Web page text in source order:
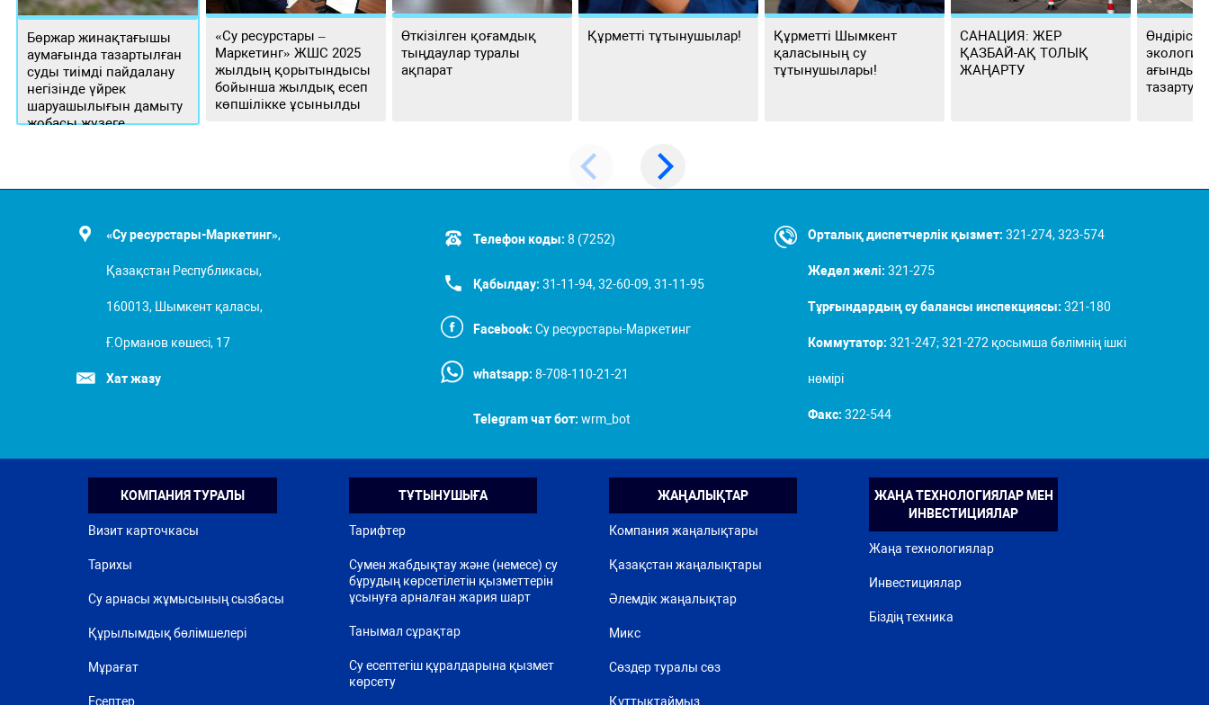
Бөржар жинақтағышы
аумағында тазартылған
суды тиімді пайдалану
негізінде үйрек
шаруашылығын дамыту
жобасы жүзеге
«Су ресурстары –
Маркетинг» ЖШС 2025
жылдың қорытындысы
бойынша жылдық есеп
көпшілікке ұсынылды
Өткізілген қоғамдық
тыңдаулар туралы
ақпарат
Құрметті тұтынушылар!
Құрметті Шымкент
қаласының су
тұтынушылары!
САНАЦИЯ: ЖЕР
ҚАЗБАЙ-АҚ ТОЛЫҚ
ЖАҢАРТУ
ағынды
«Су ресурстары-Маркетинг»,
Қазақстан Республикасы,
160013, Шымкент қаласы,
Ғ.Орманов көшесі, 17
Хат жазу
Орталық диспетчерлік қызмет: 321-274, 323-574
Жедел желі: 321-275
Тұрғындардың су балансы инспекциясы: 321-180
Коммутатор: 321-247; 321-272 қосымша бөлімнің ішкі
нөмірі
Факс: 322-544
Телефон коды: 8 (7252)
Қабылдау: 31-11-94, 32-60-09, 31-11-95
Facebook: Су ресурстары-Маркетинг
whatsapp: 8-708-110-21-21
Telegram чат бот: wrm_bot
КОМПАНИЯ ТУРАЛЫ
Визит карточкасы
Тарихы
Су арнасы жұмысының сызбасы
Құрылымдық бөлімшелері
Мұрағат
Есептер
ТҰТЫНУШЫҒА
Тарифтер
Сумен жабдықтау және (немесе) су
бұрудың көрсетілетін қызметтерін
ұсынуға арналған жария шарт
Танымал сұрақтар
Су есептегіш құралдарына қызмет
көрсету
ЖАҢАЛЫҚТАР
Компания жаңалықтары
Қазақстан жаңалықтары
Әлемдік жаңалықтар
Микс
Сөздер туралы сөз
Құттықтаймыз
ЖАҢА ТЕХНОЛОГИЯЛАР МЕН
ИНВЕСТИЦИЯЛАР
Жаңа технологиялар
Инвестициялар
Біздің техника